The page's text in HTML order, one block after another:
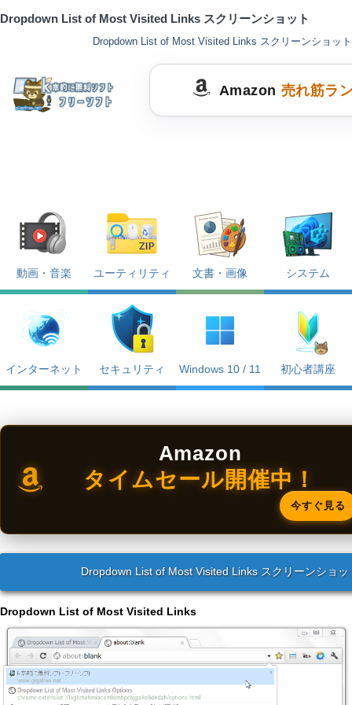
Dropdown List of Most Visited Links スクリーンショット
Dropdown List of Most Visited Links スクリーンショット
Amazon 売れ筋ラ
動画・音楽 ユーティリティ 文書・画像 システム
インターネット セキュリティ Windows 10 / 11 初心者講座
Amazon
タイムセール開催中！
今すぐ見る
Dropdown List of Most Visited Links スクリーンショッ
Dropdown List of Most Visited Links